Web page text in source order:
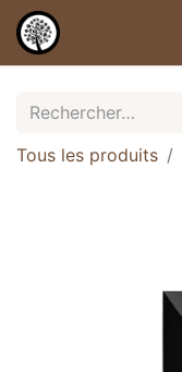
Tous les produits